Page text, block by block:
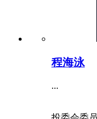
程海泳
...